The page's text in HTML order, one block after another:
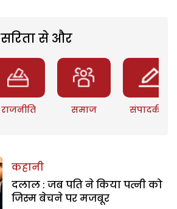
सरिता से और
राजनीति समाज संपादकीय
कहानी
दलाल : जब पति ने किया पत्नी को
जिस्म बेचने पर मजबूर